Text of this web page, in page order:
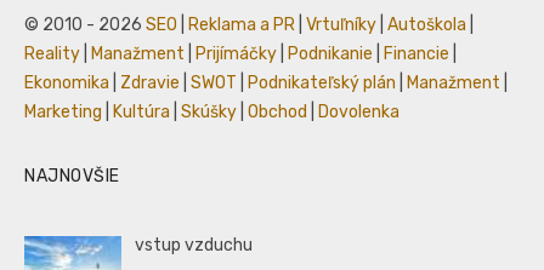
© 2010 - 2026 SEO Reklama a PR Vrtuľníky Autoškola
Reality
Manažment Prijímáčky Podnikanie Financie
Ekonomika
Zdravie SWOT Podnikateľský plán Manažment
Marketing
Kultúra Skúšky Obchod Dovolenka
NAJNOVŠIE
vstup vzduchu